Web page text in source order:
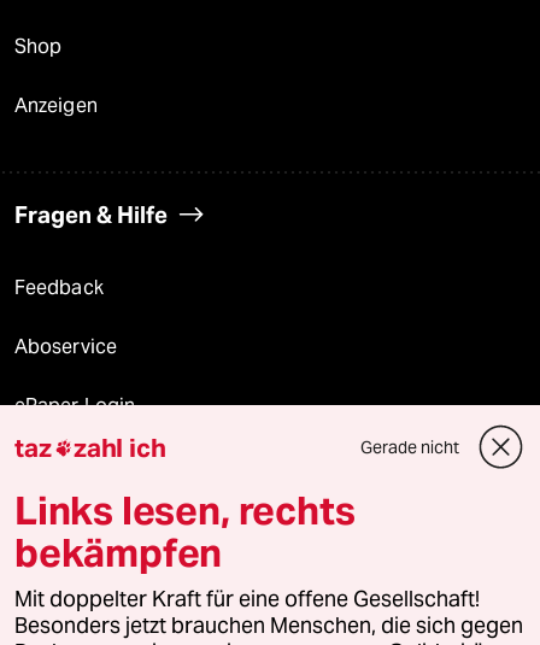
Shop
Anzeigen
Fragen & Hilfe
Feedback
Aboservice
ePaper Login
Downloads für Abonnierende
© 2026 taz Verlags und Vertriebs GmbH
Alle Rechte vorbehalten. Bei rechtlichen Fragen oder für Genehmigungen
wenden Sie sich bitte an
lizenzen@taz.de
taz zahl ich Gerade nicht
Links lesen, rechts
bekämpfen
Mit doppelter Kraft für eine offene Gesellschaft!
Besonders jetzt brauchen Menschen, die sich gegen